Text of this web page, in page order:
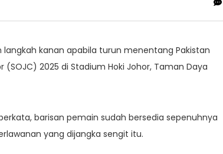
kanan apabila turun menentang Pakistan
2025 di Stadium Hoki Johor, Taman Daya
barisan pemain sudah bersedia sepenuhnya
yang dijangka sengit itu.